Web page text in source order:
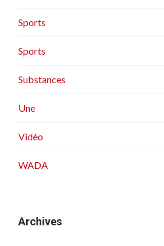
Sports
Sports
Substances
Une
Vidéo
WADA
Archives